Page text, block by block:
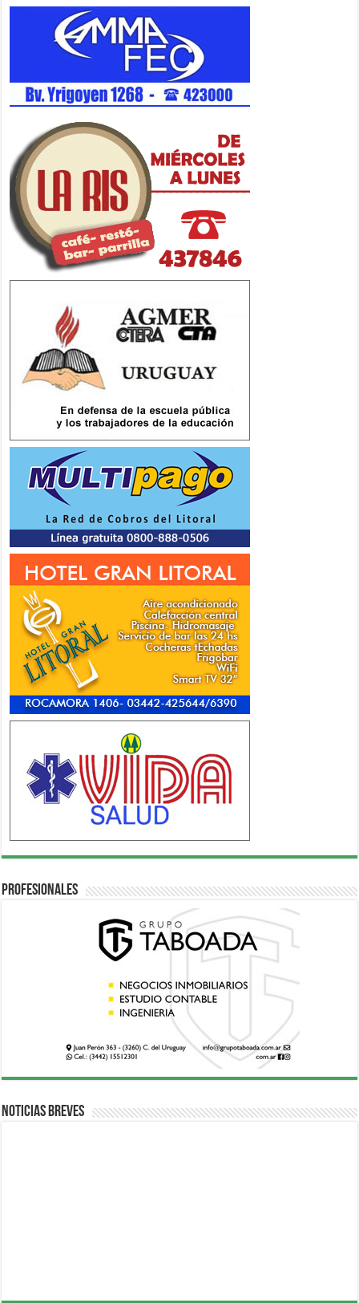
Profesionales
Noticias breves